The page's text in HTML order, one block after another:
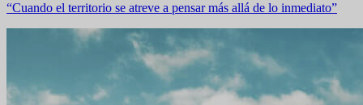
“Cuando el territorio se atreve a pensar más allá de lo inmediato”